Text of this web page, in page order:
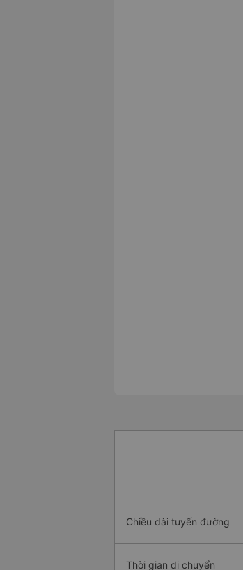
Chiều dài tuyến đường
Thời gian di chuyển